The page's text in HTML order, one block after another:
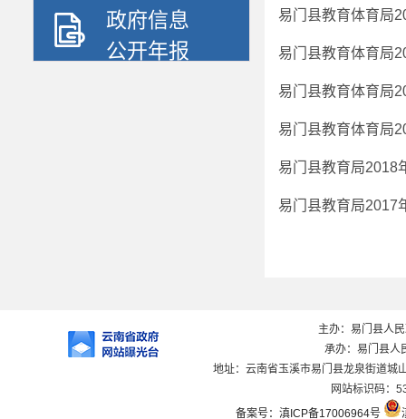
政府信息
公开年报
易门县教育体育局
易门县教育体育局
易门县教育体育局
易门县教育体育局
易门县教育局2018
易门县教育局2017
主办：易门县人
承办：易门县人
地址：云南省玉溪市易门县龙泉街道
网站标识码：
备案号：滇ICP备17006964号